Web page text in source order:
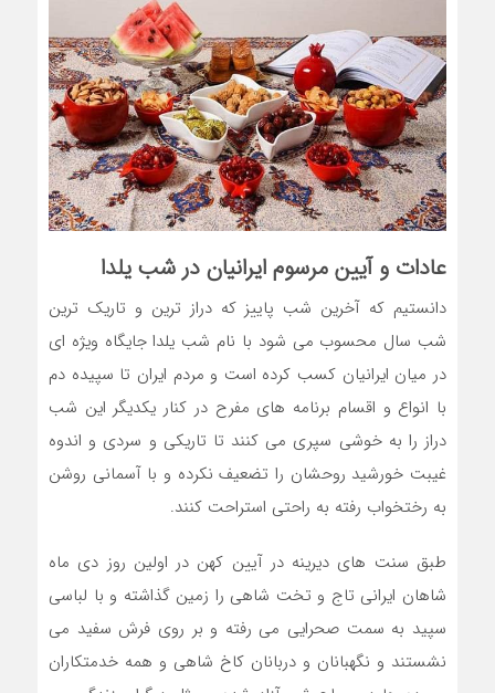
عادات و آیین مرسوم ایرانیان در شب یلدا
دانستیم که آخرین شب پاییز که دراز ترین و تاریک ترین
شب سال محسوب می شود با نام شب یلدا جایگاه ویژه ای
در میان ایرانیان کسب کرده است و مردم ایران تا سپیده دم
با انواع و اقسام برنامه های مفرح در کنار یکدیگر این شب
دراز را به خوشی سپری می کنند تا تاریکی و سردی و اندوه
غیبت خورشید روحشان را تضعیف نکرده و با آسمانی روشن
به رختخواب رفته به راحتی استراحت کنند.
طبق سنت های دیرینه در آیین کهن در اولین روز دی ماه
شاهان ایرانی تاج و تخت شاهی را زمین گذاشته و با لباسی
سپید به سمت صحرایی می رفته و بر روی فرش سفید می
نشستند و نگهبانان و دربانان کاخ شاهی و همه خدمتکاران